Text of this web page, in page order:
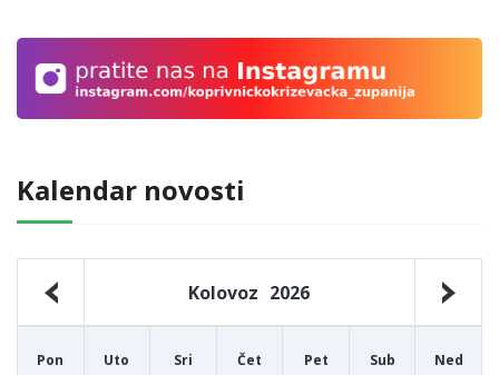
Kalendar novosti
Kolovoz 2026
Pon Uto Sri Čet Pet Sub Ned